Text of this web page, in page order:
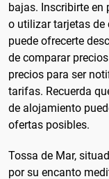
bajas. Inscribirte en
o utilizar tarjetas de
puede ofrecerte
de comparar
precios para ser
tarifas. Recuerda
de alojamiento
ofertas posibles.
Tossa de Mar,
por su encanto